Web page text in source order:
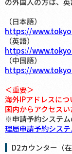
（日本語）
https://
（英語）
https://
（中国語）
https://
＜重要＞
海外IPアドレスに
国内からアクセス
※申請予約システ
理局申請予約システ
D2カウンター（